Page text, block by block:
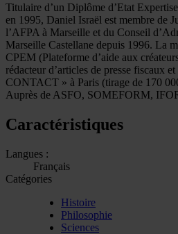
Titulaire d’un Diplôme d’Etat
en 1995, Daniel Israël est membre de
l’AFPA à Marseille et du Conseil
Marseille Castellane depuis 1996. La
CPEM (Plateforme d’aide aux
rédacteur d’articles de presse fiscaux
CONTACT » à Paris (tirage de 170
Auprès de ASFO, SOMEFORM,
Caractéristiques
Langues :
Français
Catégories
Histoire
Philosophie
Sciences